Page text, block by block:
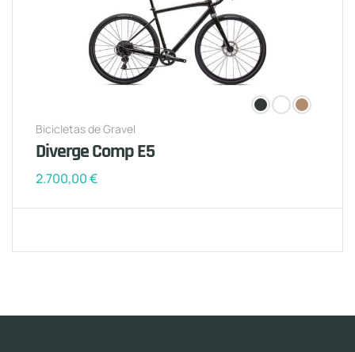
Bicicletas de Gravel
Diverge Comp E5
2.700,00€